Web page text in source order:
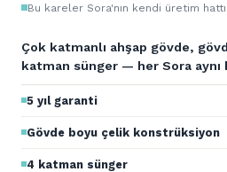
Çok katmanlı ahşap gövde,
katman sünger — her Sora aynı
5 yıl garanti
Gövde boyu çelik konstrüksiyon
4 katman sünger
Bu kareler Sora'nın kendi üretim